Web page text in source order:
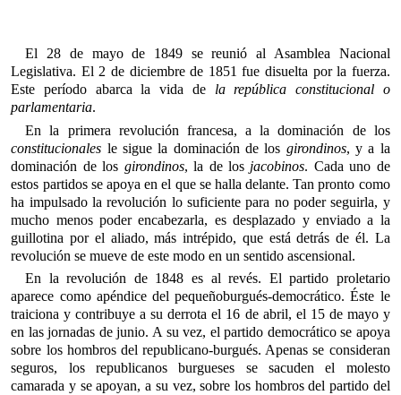
El 28 de mayo de 1849 se reunió al Asamblea Nacional
Legislativa. El 2 de diciembre de 1851 fue disuelta por la fuerza.
Este período abarca la vida de la república constitucional o
parlamentaria.
En la primera revolución francesa, a la dominación de los
constitucionales le sigue la dominación de los girondinos, y a la
dominación de los girondinos, la de los jacobinos. Cada uno de
estos partidos se apoya en el que se halla delante. Tan pronto como
ha impulsado la revolución lo suficiente para no poder seguirla, y
mucho menos poder encabezarla, es desplazado y enviado a la
guillotina por el aliado, más intrépido, que está detrás de él. La
revolución se mueve de este modo en un sentido ascensional.
En la revolución de 1848 es al revés. El partido proletario
aparece como apéndice del pequeñoburgués-democrático. Éste le
traiciona y contribuye a su derrota el 16 de abril, el 15 de mayo y
en las jornadas de junio. A su vez, el partido democrático se apoya
sobre los hombros del republicano-burgués. Apenas se consideran
seguros, los republicanos burgueses se sacuden el molesto
camarada y se apoyan, a su vez, sobre los hombros del partido del